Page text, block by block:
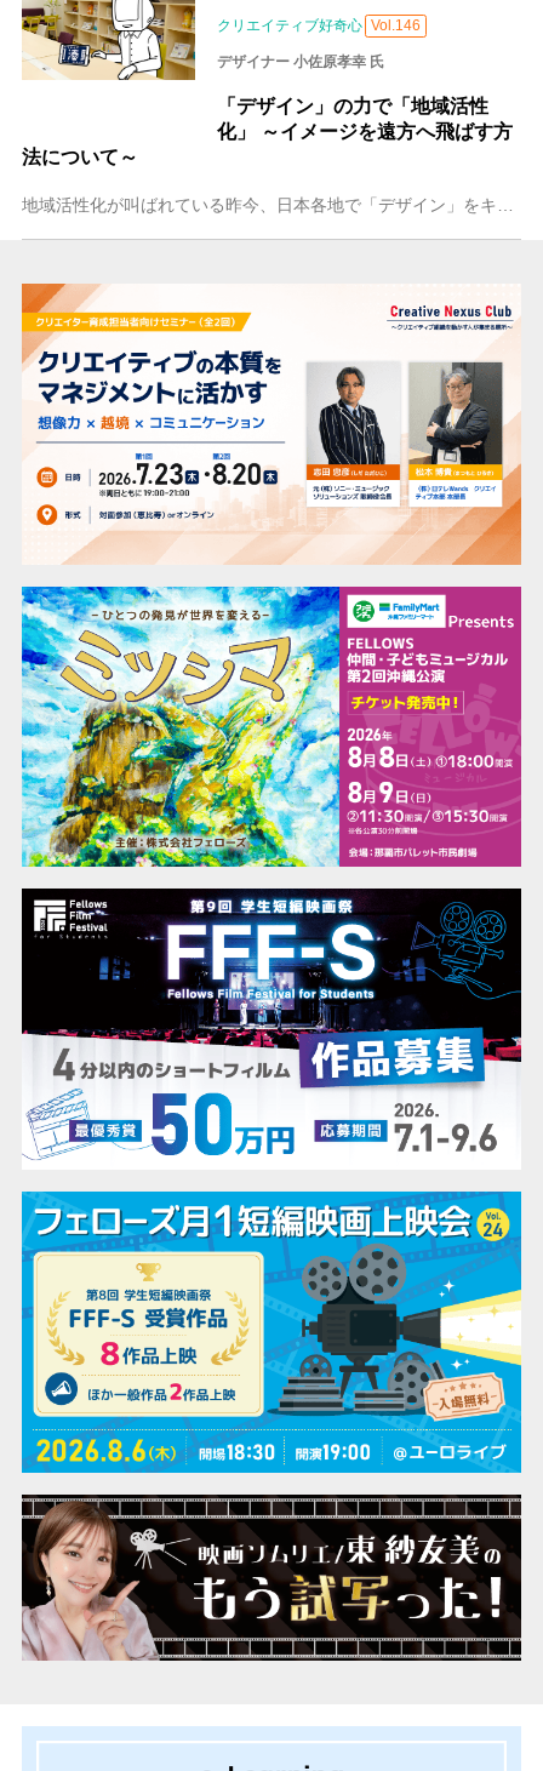
クリエイティブ好奇心 Vol.146
デザイナー 小佐原孝幸 氏
「デザイン」の力で「地域活性
化」 ～イメージを遠方へ飛ばす方
法について～